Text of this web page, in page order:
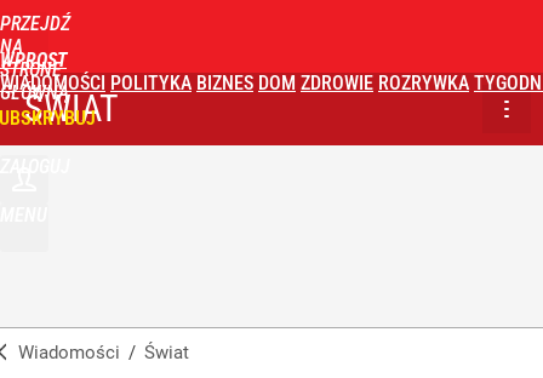
PRZEJDŹ
NA
STRONĘ
GŁÓWNĄ
WPROST
WIADOMOŚCI POLITYKA BIZNES DOM ZDROWIE ROZRYWKA
ŚWIAT
Wiadomości / Świat